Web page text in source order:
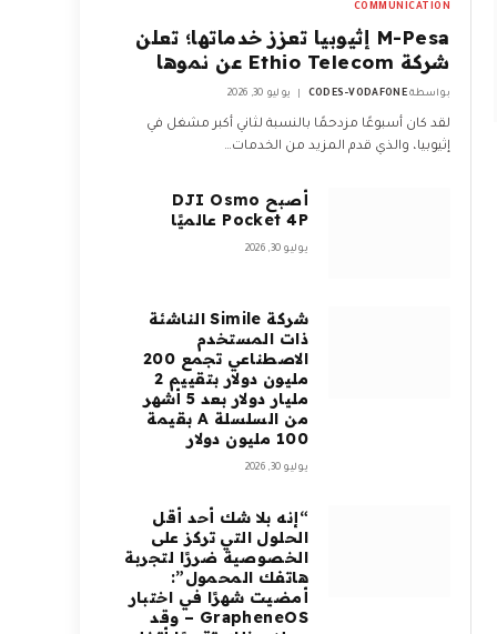
COMMUNICATION
M-Pesa إثيوبيا تعزز خدماتها؛ تعلن
شركة Ethio Telecom عن نموها
بواسطة CODES-VODAFONE يوليو 30, 2026
لقد كان أسبوعًا مزدحمًا بالنسبة لثاني أكبر مشغل في
إثيوبيا، والذي قدم المزيد من الخدمات…
أصبح DJI Osmo
Pocket 4P عالميًا
يوليو 30, 2026
شركة Simile الناشئة
ذات المستخدم
الاصطناعي تجمع 200
مليون دولار بتقييم 2
مليار دولار بعد 5 أشهر
من السلسلة A بقيمة
100 مليون دولار
يوليو 30, 2026
“إنه بلا شك أحد أقل
الحلول التي تركز على
الخصوصية ضررًا لتجربة
هاتفك المحمول”:
أمضيت شهرًا في اختبار
GrapheneOS – وقد